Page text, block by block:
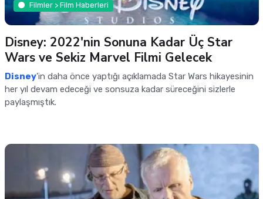
Filmler > Film Haberleri
Disney: 2022'nin Sonuna Kadar Üç Star
Wars ve Sekiz Marvel Filmi Gelecek
Disney'in daha önce yaptığı açıklamada Star Wars hikayesinin
her yıl devam edeceği ve sonsuza kadar süreceğini sizlerle
paylaşmıştık.